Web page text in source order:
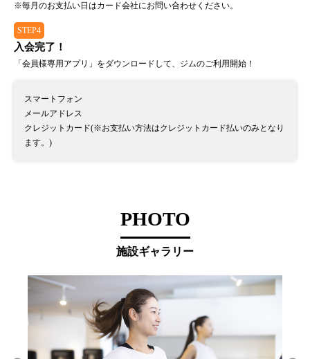
※毎月のお支払い日はカード会社にお問い合わせください。
STEP4
入会完了！
「会員様専用アプリ」をダウンロードして、ジムのご利用開始！
スマートフォン
メールアドレス
クレジットカード(※お支払い方法はクレジットカード払いのみとなり
ます。)
PHOTO
施設ギャラリー